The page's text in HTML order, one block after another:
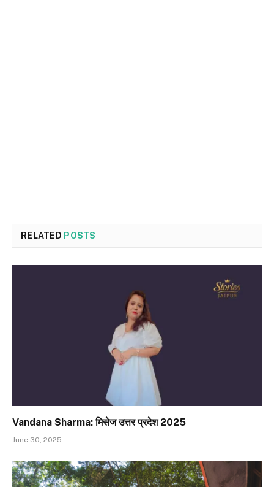
RELATED POSTS
Vandana Sharma: मिसेज उत्तर प्रदेश 2025
June 30, 2025